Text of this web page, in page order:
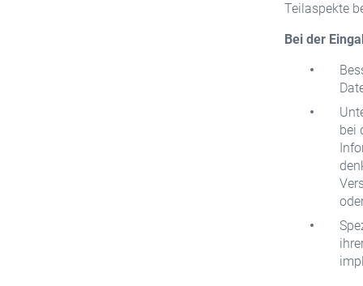
Teilaspekte
Bei der
bei